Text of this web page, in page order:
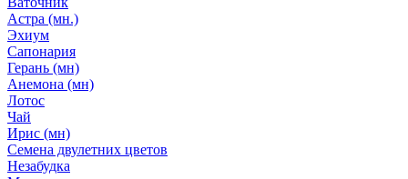
Астра (мн.)
Эхиум
Сапонария
Герань (мн)
Анемона (мн)
Лотос
Чай
Ирис (мн)
Семена двулетних цветов
Незабудка